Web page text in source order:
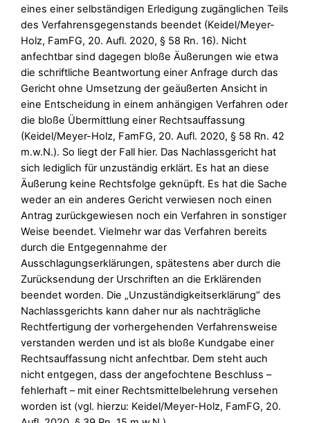
eines einer selbständigen Erledigung zugänglichen Teils
des Verfahrensgegenstands beendet (Keidel/Meyer-
Holz, FamFG, 20. Aufl. 2020, § 58 Rn. 16). Nicht
anfechtbar sind dagegen bloße Äußerungen wie etwa
die schriftliche Beantwortung einer Anfrage durch das
Gericht ohne Umsetzung der geäußerten Ansicht in
eine Entscheidung in einem anhängigen Verfahren oder
die bloße Übermittlung einer Rechtsauffassung
(Keidel/Meyer-Holz, FamFG, 20. Aufl. 2020, § 58 Rn. 42
m.w.N.). So liegt der Fall hier. Das Nachlassgericht hat
sich lediglich für unzuständig erklärt. Es hat an diese
Äußerung keine Rechtsfolge geknüpft. Es hat die Sache
weder an ein anderes Gericht verwiesen noch einen
Antrag zurückgewiesen noch ein Verfahren in sonstiger
Weise beendet. Vielmehr war das Verfahren bereits
durch die Entgegennahme der
Ausschlagungserklärungen, spätestens aber durch die
Zurücksendung der Urschriften an die Erklärenden
beendet worden. Die „Unzuständigkeitserklärung“ des
Nachlassgerichts kann daher nur als nachträgliche
Rechtfertigung der vorhergehenden Verfahrensweise
verstanden werden und ist als bloße Kundgabe einer
Rechtsauffassung nicht anfechtbar. Dem steht auch
nicht entgegen, dass der angefochtene Beschluss –
fehlerhaft – mit einer Rechtsmittelbelehrung versehen
worden ist (vgl. hierzu: Keidel/Meyer-Holz, FamFG, 20.